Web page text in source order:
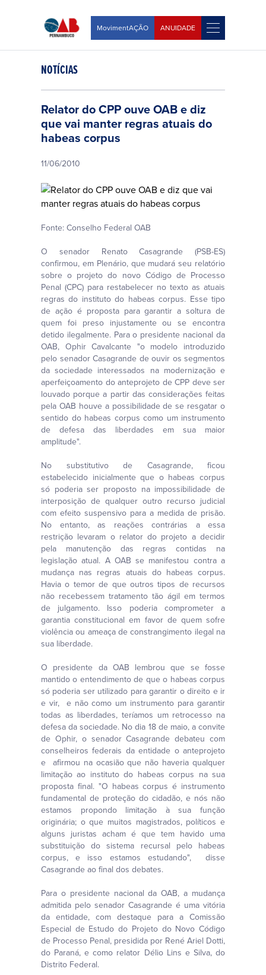
MovimentAÇÃO ANUIDADE
NOTÍCIAS
Relator do CPP ouve OAB e diz
que vai manter regras atuais do
habeas corpus
11/06/2010
Fonte: Conselho Federal OAB
O senador Renato Casagrande (PSB-ES)
confirmou, em Plenário, que mudará seu relatório
sobre o projeto do novo Código de Processo
Penal (CPC) para restabelecer no texto as atuais
regras do instituto do habeas corpus. Esse tipo
de ação é proposta para garantir a soltura de
quem foi preso injustamente ou se encontra
detido ilegalmente. Para o presidente nacional da
OAB, Ophir Cavalcante "o modelo introduzido
pelo senador Casagrande de ouvir os segmentos
da sociedade interessados na modernização e
aperfeiçoamento do anteprojeto de CPP deve ser
louvado porque a partir das considerações feitas
pela OAB houve a possibilidade de se resgatar o
sentido do habeas corpus como um instrumento
de defesa das liberdades em sua maior
amplitude".
No substitutivo de Casagrande, ficou
estabelecido inicialmente que o habeas corpus
só poderia ser proposto na impossibilidade de
interposição de qualquer outro recurso judicial
com efeito suspensivo para a medida de prisão.
No entanto, as reações contrárias a essa
restrição levaram o relator do projeto a decidir
pela manutenção das regras contidas na
legislação atual. A OAB se manifestou contra a
mudança nas regras atuais do habeas corpus.
Havia o temor de que outros tipos de recursos
não recebessem tratamento tão ágil em termos
de julgamento. Isso poderia comprometer a
garantia constitucional em favor de quem sofre
violência ou ameaça de constrangimento ilegal na
sua liberdade.
O presidente da OAB lembrou que se fosse
mantido o entendimento de que o habeas corpus
só poderia ser utilizado para garantir o direito e ir
e vir, e não como um instrumento para garantir
todas as liberdades, teríamos um retrocesso na
defesa da sociedade. No dia 18 de maio, a convite
de Ophir, o senador Casagrande debateu com
conselheiros federais da entidade o anteprojeto
e afirmou na ocasião que não haveria qualquer
limitação ao instituto do habeas corpus na sua
proposta final. "O habeas corpus é instrumento
fundamental de proteção do cidadão, e nós não
estamos propondo limitação à sua função
originária; o que muitos magistrados, políticos e
alguns juristas acham é que tem havido uma
substituição do sistema recursal pelo habeas
corpus, e isso estamos estudando", disse
Casagrande ao final dos debates.
Para o presidente nacional da OAB, a mudança
admitida pelo senador Casagrande é uma vitória
da entidade, com destaque para a Comissão
Especial de Estudo do Projeto do Novo Código
de Processo Penal, presidida por René Ariel Dotti,
do Paraná, e como relator Délio Lins e Silva, do
Distrito Federal.